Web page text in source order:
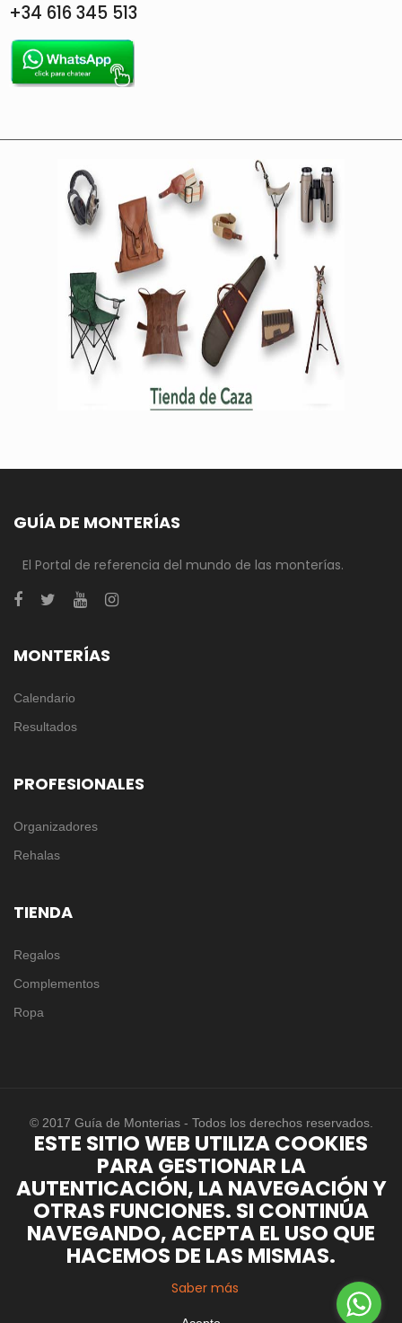
+34 616 345 513
GUÍA DE MONTERÍAS
El Portal de referencia del mundo de las monterías.
MONTERÍAS
Calendario
Resultados
PROFESIONALES
Organizadores
Rehalas
TIENDA
Regalos
Complementos
Ropa
© 2017 Guía de Monterias - Todos los derechos reservados.
ESTE SITIO WEB UTILIZA COOKIES
PARA GESTIONAR LA
AUTENTICACIÓN, LA NAVEGACIÓN Y
OTRAS FUNCIONES. SI CONTINÚA
NAVEGANDO, ACEPTA EL USO QUE
HACEMOS DE LAS MISMAS.
Saber más